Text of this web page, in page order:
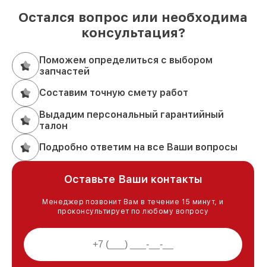
Остался вопрос или необходима
консультация?
Поможем определиться с выбором
запчастей
Составим точную смету работ
Выдадим персональный гарантийный
талон
Подробно ответим на все Ваши вопросы
Оставьте Ваши контакты
Менеджер позвонит Вам в течение 15 минут, и
проконсультирует по любому вопросу